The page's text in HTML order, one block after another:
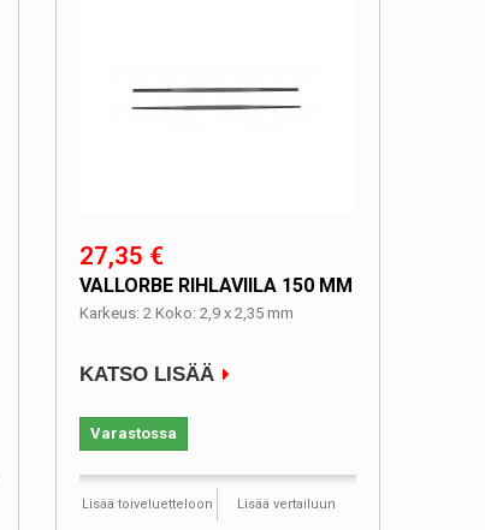
27,35 €
VALLORBE RIHLAVIILA 150 MM
Karkeus: 2 Koko: 2,9 x 2,35 mm
KATSO LISÄÄ
Varastossa
Lisää toiveluetteloon Lisää vertailuun